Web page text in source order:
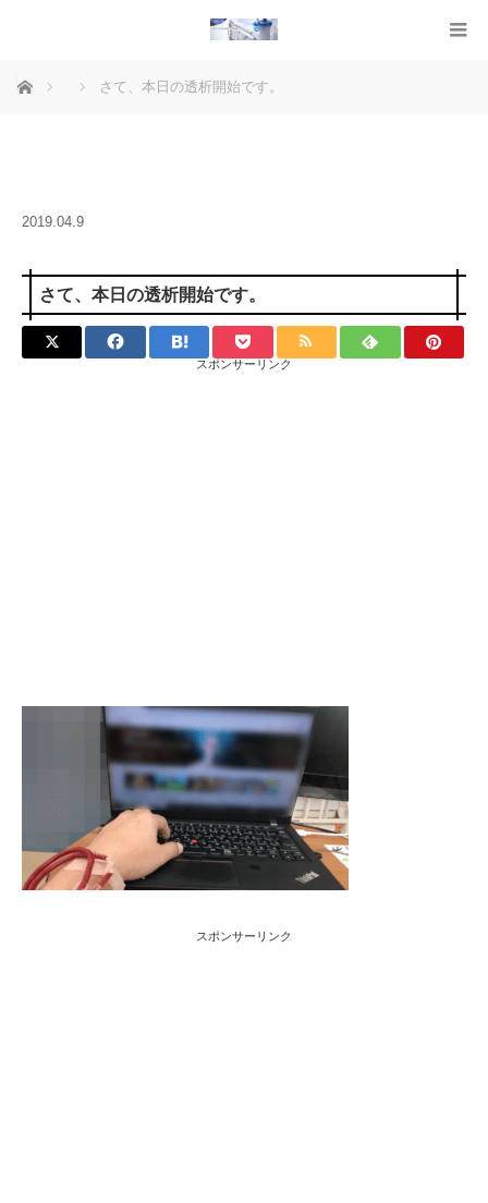
ホーム さて、本日の透析開始です。
2019.04.9
さて、本日の透析開始です。
スポンサーリンク
スポンサーリンク